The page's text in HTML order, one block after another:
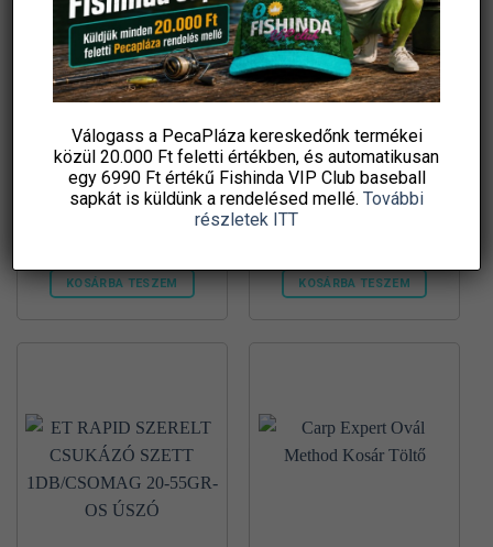
A
változatok
a
termékoldalon
ki
#8 zebco trophy compó
előkötött horog kék ?
KOSÁRBA TESZEM
#4 zebco trophy compó
előkötött horog kék ?
0,25mm 70cm 8darab
KOSÁRBA TESZEM
Válogass a PecaPláza kereskedőnk termékei
közül 20.000 Ft feletti értékben, és automatikusan
egy 6990 Ft értékű Fishinda VIP Club baseball
sapkát is küldünk a rendelésed mellé. További
részletek ITT